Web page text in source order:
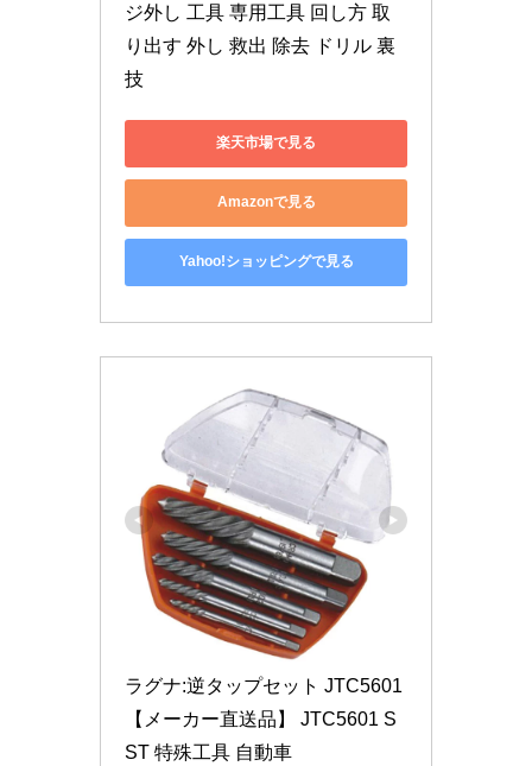
ジ外し 工具 専用工具 回し方 取
り出す 外し 救出 除去 ドリル 裏
技
楽天市場で見る
Amazonで見る
Yahoo!ショッピングで見る
ラグナ:逆タップセット JTC5601
【メーカー直送品】 JTC5601 S
ST 特殊工具 自動車